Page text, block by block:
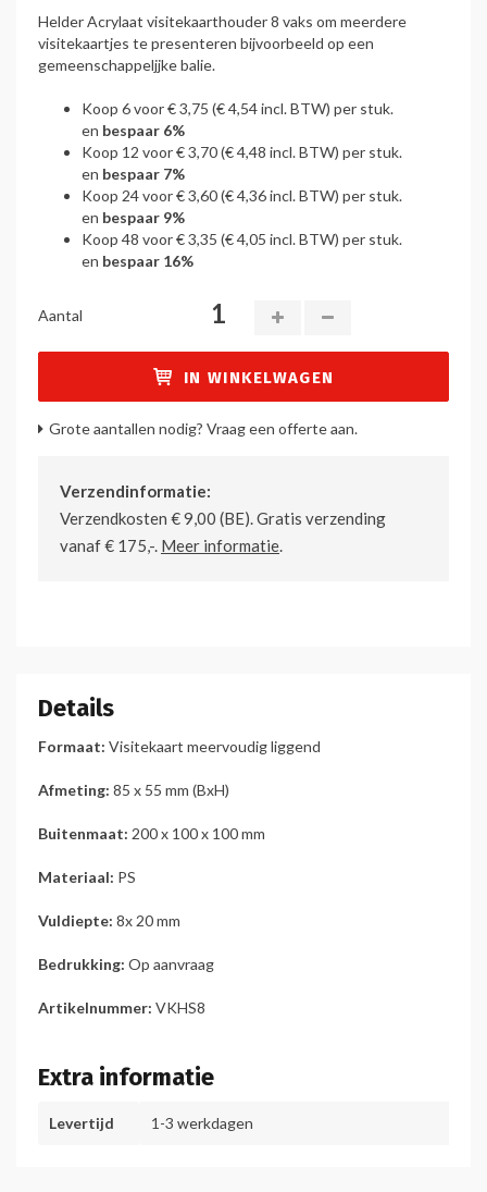
Helder Acrylaat visitekaarthouder 8 vaks om meerdere
visitekaartjes te presenteren bijvoorbeeld op een
gemeenschappeljjke balie.
Koop 6 voor€ 3,75 (€ 4,54incl. BTW) per stuk.
en bespaar 6%
Koop 12 voor€ 3,70(€ 4,48 incl. BTW) per stuk.
en bespaar 7%
Koop 24 voor€ 3,60(€ 4,36incl. BTW) per stuk.
en bespaar 9%
Koop 48 voor€ 3,35 (€ 4,05 incl. BTW) per stuk.
en bespaar 16%
Aantal
IN WINKELWAGEN
Grote aantallen nodig? Vraag een offerte aan.
Verzendinformatie:
Verzendkosten € 9,00 (BE). Gratis verzending
vanaf € 175,-. Meer informatie.
Details
Formaat: Visitekaart meervoudig liggend
Afmeting: 85 x 55 mm (BxH)
Buitenmaat: 200 x 100 x 100 mm
Materiaal: PS
Vuldiepte: 8x 20 mm
Bedrukking: Op aanvraag
Artikelnummer: VKHS8
Extra informatie
Levertijd 1-3 werkdagen